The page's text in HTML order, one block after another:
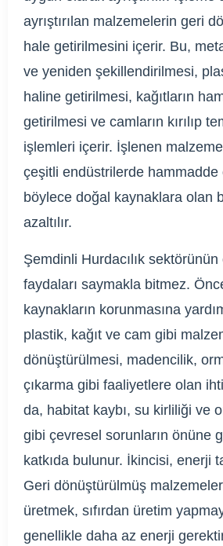
ayrıştırılan malzemelerin geri
hale getirilmesini içerir. Bu,
ve yeniden şekillendirilmesi,
haline getirilmesi, kağıtların
getirilmesi ve camların kırılıp
işlemleri içerir. İşlenen
çeşitli endüstrilerde hammadde
böylece doğal kaynaklara olan
azaltılır.
Şemdinli Hurdacılık
faydaları saymakla bitmez.
kaynakların korunmasına
plastik, kağıt ve cam gibi
dönüştürülmesi, madencilik,
çıkarma gibi faaliyetlere olan
da, habitat kaybı, su kirliliği ve
gibi çevresel sorunların önüne
katkıda bulunur. İkincisi, enerji
Geri dönüştürülmüş
üretmek, sıfırdan üretim
genellikle daha az enerji